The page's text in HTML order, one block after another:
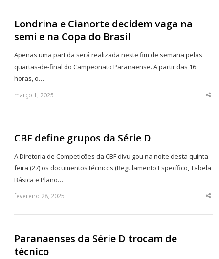
Londrina e Cianorte decidem vaga na
semi e na Copa do Brasil
Apenas uma partida será realizada neste fim de semana pelas
quartas-de-final do Campeonato Paranaense. A partir das 16
horas, o…
março 1, 2025
CBF define grupos da Série D
A Diretoria de Competições da CBF divulgou na noite desta quinta-
feira (27) os documentos técnicos (Regulamento Específico, Tabela
Básica e Plano…
fevereiro 28, 2025
Paranaenses da Série D trocam de
técnico